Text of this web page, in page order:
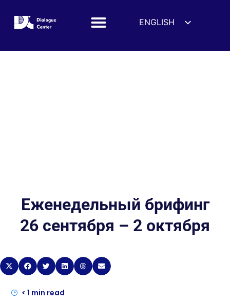
ENGLISH
Еженедельный брифинг
26 сентября – 2 октября
< 1 min read